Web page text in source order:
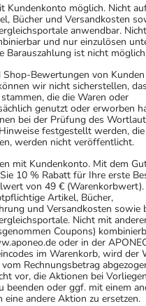
Kundenkonto möglich. Nicht
Bücher und Versandkosten
anwendbar.
und nur einzulösen
Barauszahlung ist nicht
Bewertungen von
wir nicht sicherstellen,
die die Waren oder
genutzt oder erworben
bei der Prüfung des
festgestellt werden,
werden nicht veröffentlicht.
mit Kundenkonto. Mit dem
10 % Rabatt für Ihre erste
von 49 €
Artikel, Bücher,
und Versandkosten sowie
Nicht mit
Coupons)
oder in der
im Warenkorb, wird der
Rechnungsbetrag
vor, die Aktionen bei
beenden oder ggf. mit einem
eine andere Aktion zu ersetzen.